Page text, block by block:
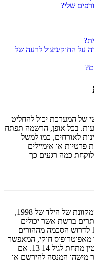
שלי?
על החוק/ניצול לרעה של
של המערכת יכול להחליט
בכל אופן, הרשמה תפתח
לאורחים, כמו למשל
פרטיות או אימיילים
כמה רגעים כך
COPPA, או החוק לפרטיות והגנה המקוונת של הילד של 1998,
ברשת אשר יכולים
לאסוף מידע מקטינים מתחת לגיל 13 לדרוש הסכמה מההורים
חוקי, המאפשר
את איסוף פרטי הזיהוי האישיים מקטין מתחת לגיל 14 13. אם
מישהו המנסה להירשם או